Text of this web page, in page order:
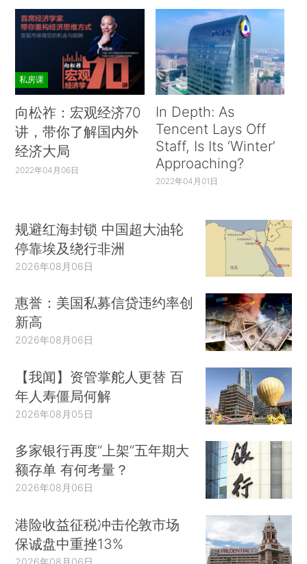
私房课
向松祚：宏观经济70
讲，带你了解国内外
经济大局
2022年04月06日
In Depth: As
Tencent Lays Off
Staff, Is Its ‘Winter’
Approaching?
2022年04月01日
规避红海封锁 中国超大油轮
停靠埃及绕行非洲
2026年08月06日
惠誉：美国私募信贷违约率创
新高
2026年08月06日
【我闻】资管掌舵人更替 百
年人寿僵局何解
2026年08月05日
多家银行再度“上架”五年期大
额存单 有何考量？
2026年08月06日
港险收益征税冲击伦敦市场
保诚盘中重挫13%
2026年08月06日